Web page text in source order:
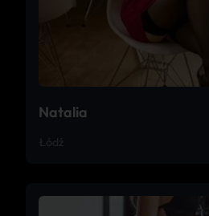
Natalia
Łódź